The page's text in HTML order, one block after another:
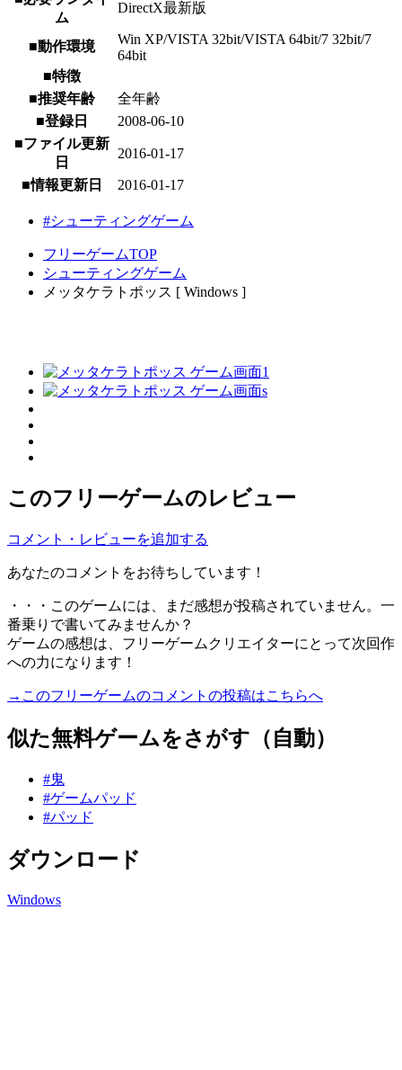
ム
DirectX最新版
■動作環境
Win XP/VISTA 32bit/VISTA 64bit/7 32bit/7
64bit
■特徴
■推奨年齢
全年齢
■登録日
2008-06-10
■ファイル更新
日
2016-01-17
■情報更新日 2016-01-17
#シューティングゲーム
フリーゲームTOP
シューティングゲーム
メッタケラトポッス [ Windows ]
このフリーゲームのレビュー
コメント・レビューを追加する
あなたのコメントをお待ちしています！
・・・このゲームには、まだ感想が投稿されていません。一
番乗りで書いてみませんか？
ゲームの感想は、フリーゲームクリエイターにとって次回作
への力になります！
→このフリーゲームのコメントの投稿はこちらへ
似た無料ゲームをさがす（自動）
#鬼
#ゲームパッド
#パッド
ダウンロード
Windows